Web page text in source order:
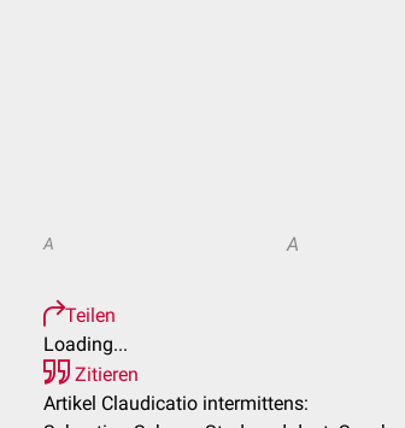
A A
Teilen
Loading...
Zitieren
Artikel Claudicatio intermittens: